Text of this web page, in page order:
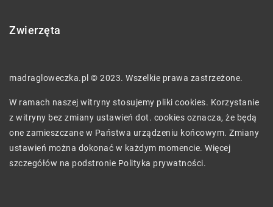
Zwierzęta
madragloweczka.pl © 2023. Wszelkie prawa zastrzeżone.
W ramach naszej witryny stosujemy pliki cookies. Korzystanie
z witryny bez zmiany ustawień dot. cookies oznacza, że będą
one zamieszczane w Państwa urządzeniu końcowym. Zmiany
ustawień można dokonać w każdym momencie. Więcej
szczegółów na podstronie Polityka prywatności.